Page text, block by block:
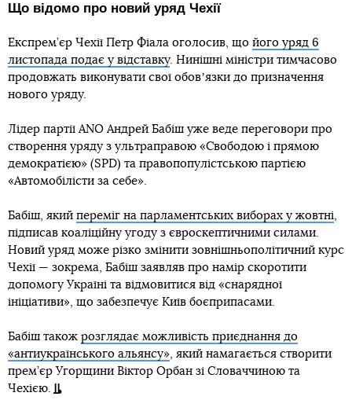
Що відомо про новий уряд Чехії
Експрем’єр Чехії Петр Фіала оголосив, що його уряд 6
листопада подає у відставку. Нинішні міністри тимчасово
продовжать виконувати свої обовʼязки до призначення
нового уряду.
Лідер партії ANO Андрей Бабіш уже веде переговори про
створення уряду з ультраправою «Свободою і прямою
демократією» (SPD) та правопопулістською партією
«Автомобілісти за себе».
Бабіш, який переміг на парламентських виборах у жовтні,
підписав коаліційну угоду з євроскептичними силами.
Новий уряд може різко змінити зовнішньополітичний курс
Чехії — зокрема, Бабіш заявляв про намір скоротити
допомогу Україні та відмовитися від «снарядної
ініціативи», що забезпечує Київ боєприпасами.
Бабіш також розглядає можливість приєднання до
«антиукраїнського альянсу», який намагається створити
прем’єр Угорщини Віктор Орбан зі Словаччиною та
Чехією.